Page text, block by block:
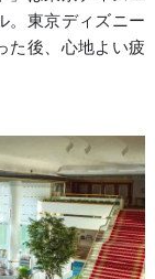
。東京ディズニー
た後、心地よい疲